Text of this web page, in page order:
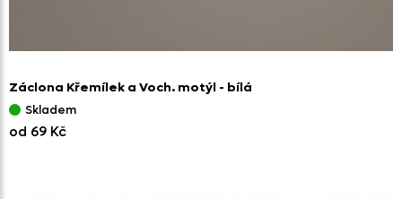
Záclona Křemílek a Voch. motýl - bílá
Skladem
od 69 Kč